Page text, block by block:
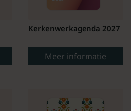
Kerkenwerkagenda 2027
Meer informatie